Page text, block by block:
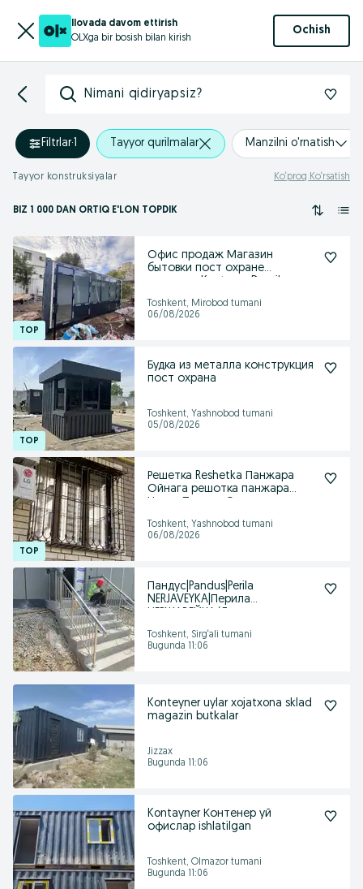
Ilovada davom ettirish
OLXga bir bosish bilan kirish
Ochish
Nimani qidiryapsiz?
Filtrlar·1 Tayyor qurilmalar Manzilni o'rnatish
Tayyor konstruksiyalar Ko‘proq Ko‘rsatish
BIZ 1 000 DAN ORTIQ E'LON TOPDIK
Офис продаж Магазин
бытовки пост охране
Toshkent, Mirobod tumani
06/08/2026
Будка из металла конструкция
пост охрана
Toshkent, Yashnobod tumani
05/08/2026
Решетка Reshetka Панжара
Ойнага решотка панжара
Toshkent, Yashnobod tumani
06/08/2026
Пандус|Pandus|Perila
NERJAVEYKA|Перила
Toshkent, Sirg‘ali tumani
Bugunda 11:06
Konteyner uylar xojatxona sklad
magazin butkalar
Jizzax
Bugunda 11:06
Kontayner Контенер уй
офислар ishlatilgan
Toshkent, Olmazor tumani
Bugunda 11:06